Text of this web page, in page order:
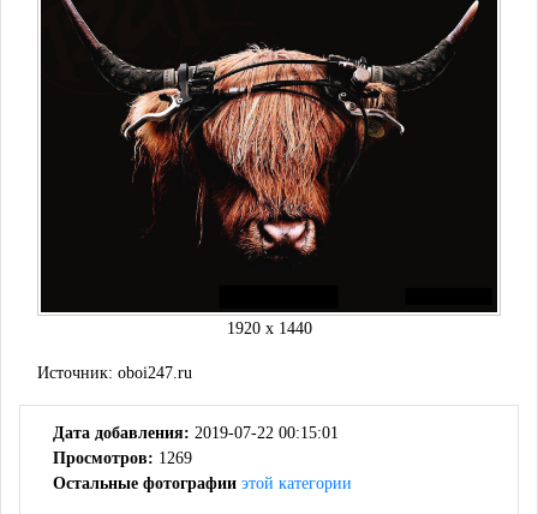
1920 x 1440
Источник: oboi247.ru
Дата добавления: 2019-07-22 00:15:01
Просмотров: 1269
Остальные фотографии этой категории